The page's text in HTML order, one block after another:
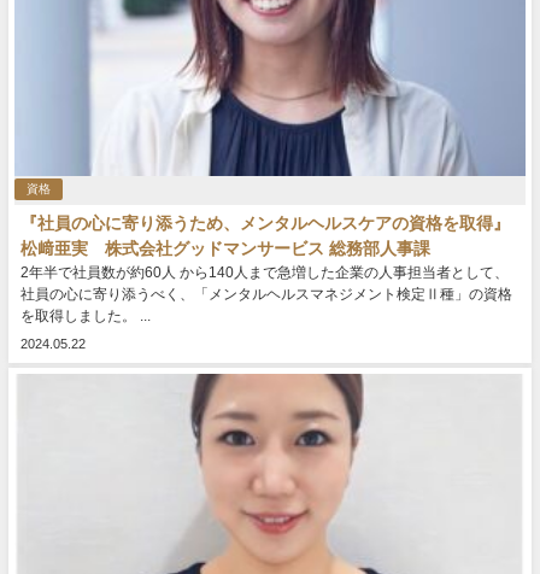
資格
『社員の心に寄り添うため、メンタルヘルスケアの資格を取得』
松﨑亜実 株式会社グッドマンサービス 総務部人事課
2年半で社員数が約60人 から140人まで急増した企業の人事担当者として、
社員の心に寄り添うべく、「メンタルヘルスマネジメント検定Ⅱ種」の資格
を取得しました。 ...
2024.05.22